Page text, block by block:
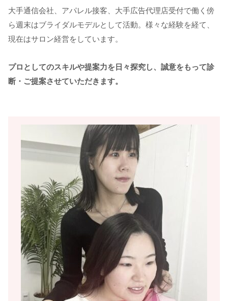
大手通信会社、アパレル接客、大手広告代理店受付で働く傍
ら週末はブライダルモデルとして活動。様々な経験を経て、
現在はサロン経営をしています。
プロとしてのスキルや提案力を日々探究し、誠意をもって診
断・ご提案させていただきます。